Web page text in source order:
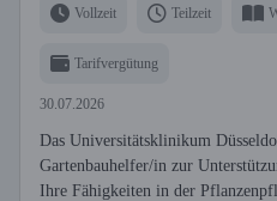
Vollzeit Teilzeit
Tarifvergütung
30.07.2026
Das Universitätsklinikum
Gartenbauhelfer/in zur
Ihre Fähigkeiten in der